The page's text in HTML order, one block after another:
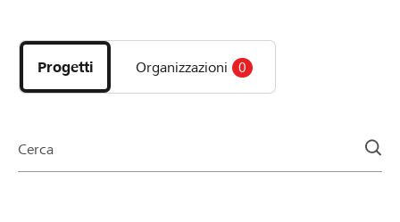
DE FR IT
i
progetti
e
della
Progetti Organizzazioni 0
Cerca